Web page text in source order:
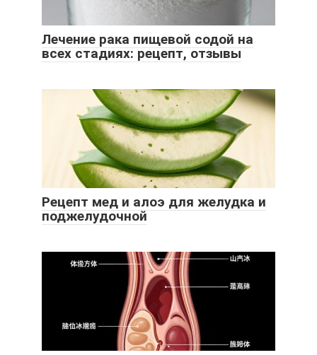
Лечение рака пищевой содой на
всех стадиях: рецепт, отзывы
Рецепт мед и алоэ для желудка и
поджелудочной